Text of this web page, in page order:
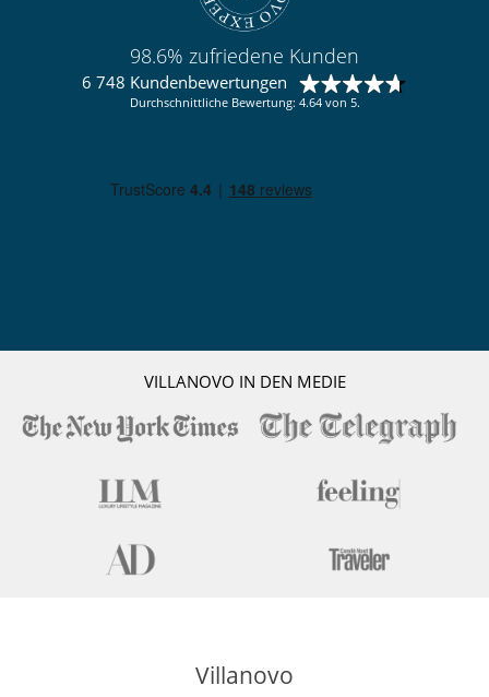
98.6% zufriedene Kunden
6 748 Kundenbewertungen
Durchschnittliche Bewertung: 4.64 von 5.
VILLANOVO IN DEN MEDIE
Villanovo